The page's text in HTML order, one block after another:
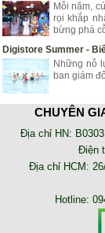
Mỗi năm,
rọi khắp
bừng phá
Digistore Summer -
Những nỗ
ban giám
NHẬT KÝ TRIỂN
AZZA - Lắp đặt hệ
Phần
nền tảng
công của
Lắp đặt máy chấm
may cham
CHUYÊN
Địa chỉ HN:
Điện
Địa chỉ HCM:
Hotline: